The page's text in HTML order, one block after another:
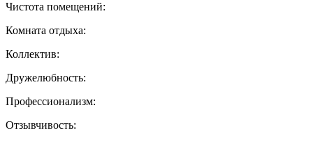
Чистота помещений:
Комната отдыха:
Коллектив:
Дружелюбность:
Профессионализм:
Отзывчивость: